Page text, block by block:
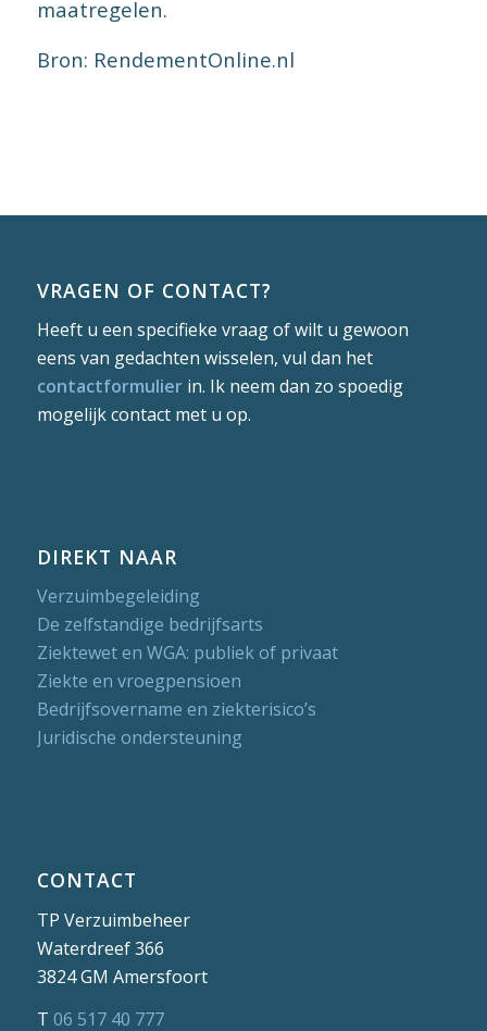
maatregelen.
Bron: RendementOnline.nl
VRAGEN OF CONTACT?
Heeft u een specifieke vraag of wilt u gewoon
eens van gedachten wisselen, vul dan het
contactformulierin. Ik neem dan zo spoedig
mogelijk contact met u op.
DIREKT NAAR
Verzuimbegeleiding
De zelfstandige bedrijfsarts
Ziektewet en WGA: publiek of privaat
Ziekte en vroegpensioen
Bedrijfsovername en ziekterisico’s
Juridische ondersteuning
CONTACT
TP Verzuimbeheer
Waterdreef 366
3824 GM Amersfoort
T 06 517 40 777